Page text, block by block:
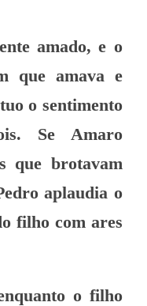
amado, e o
que amava e
o sentimento
Se Amaro
que brotavam
aplaudia o
filho com ares
o filho